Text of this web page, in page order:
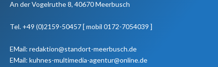
An der Vogelruthe 8, 40670 Meerbusch
Tel. +49 (0)2159-50457 [ mobil 0172-7054039 ]
EMail: redaktion@standort-meerbusch.de
EMail: kuhnes-multimedia-agentur@online.de